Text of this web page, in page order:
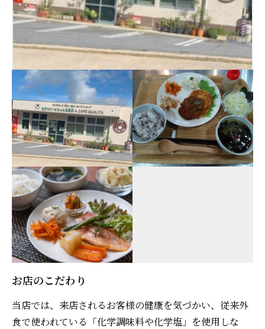
お店のこだわり
当店では、来店されるお客様の健康を気づかい、従来外
食で使われている「化学調味料や化学塩」を使用しな